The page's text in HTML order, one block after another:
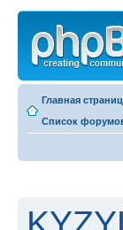
Главная
Список